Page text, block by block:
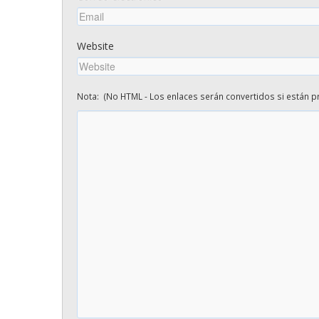
Website
Nota: (No HTML - Los enlaces serán convertidos si están